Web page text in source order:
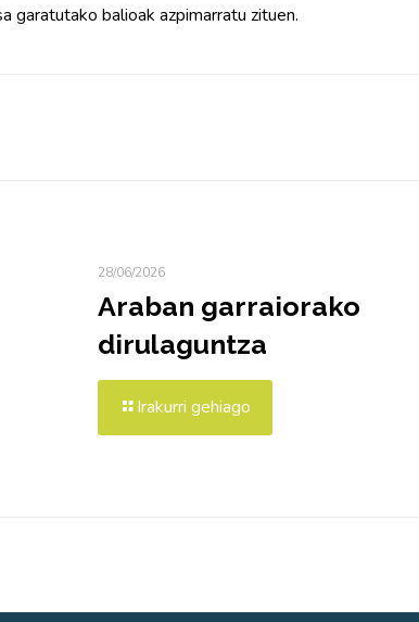
garatutako balioak azpimarratu zituen.
28/06/2026
Araban garraiorako
dirulaguntza
Irakurri gehiago